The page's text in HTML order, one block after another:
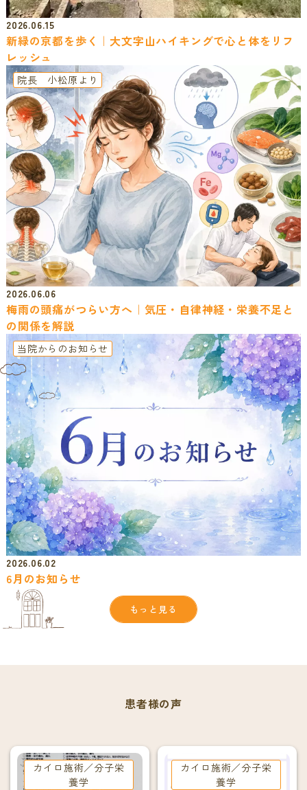
2026.06.15
新緑の京都を歩く｜大文字山ハイキングで心と体をリフ
レッシュ
院長 小松原より
2026.06.06
梅雨の頭痛がつらい方へ｜気圧・自律神経・栄養不足と
の関係を解説
当院からのお知らせ
2026.06.02
6月のお知らせ
もっと見る
患者様の声
カイロ施術／分子栄
養学
カイロ施術／分子栄
養学